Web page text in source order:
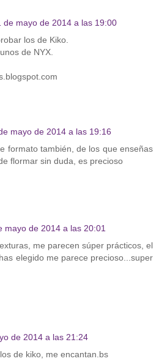
de mayo de 2014 a las 19:00
los de Kiko.
de NYX.
mayo de 2014 a las 19:16
formato también, de los que enseñas
flormar sin duda, es precioso
mayo de 2014 a las 20:01
me parecen súper prácticos, el
elegido me parece precioso...super
de 2014 a las 21:24
de kiko, me encantan.bs